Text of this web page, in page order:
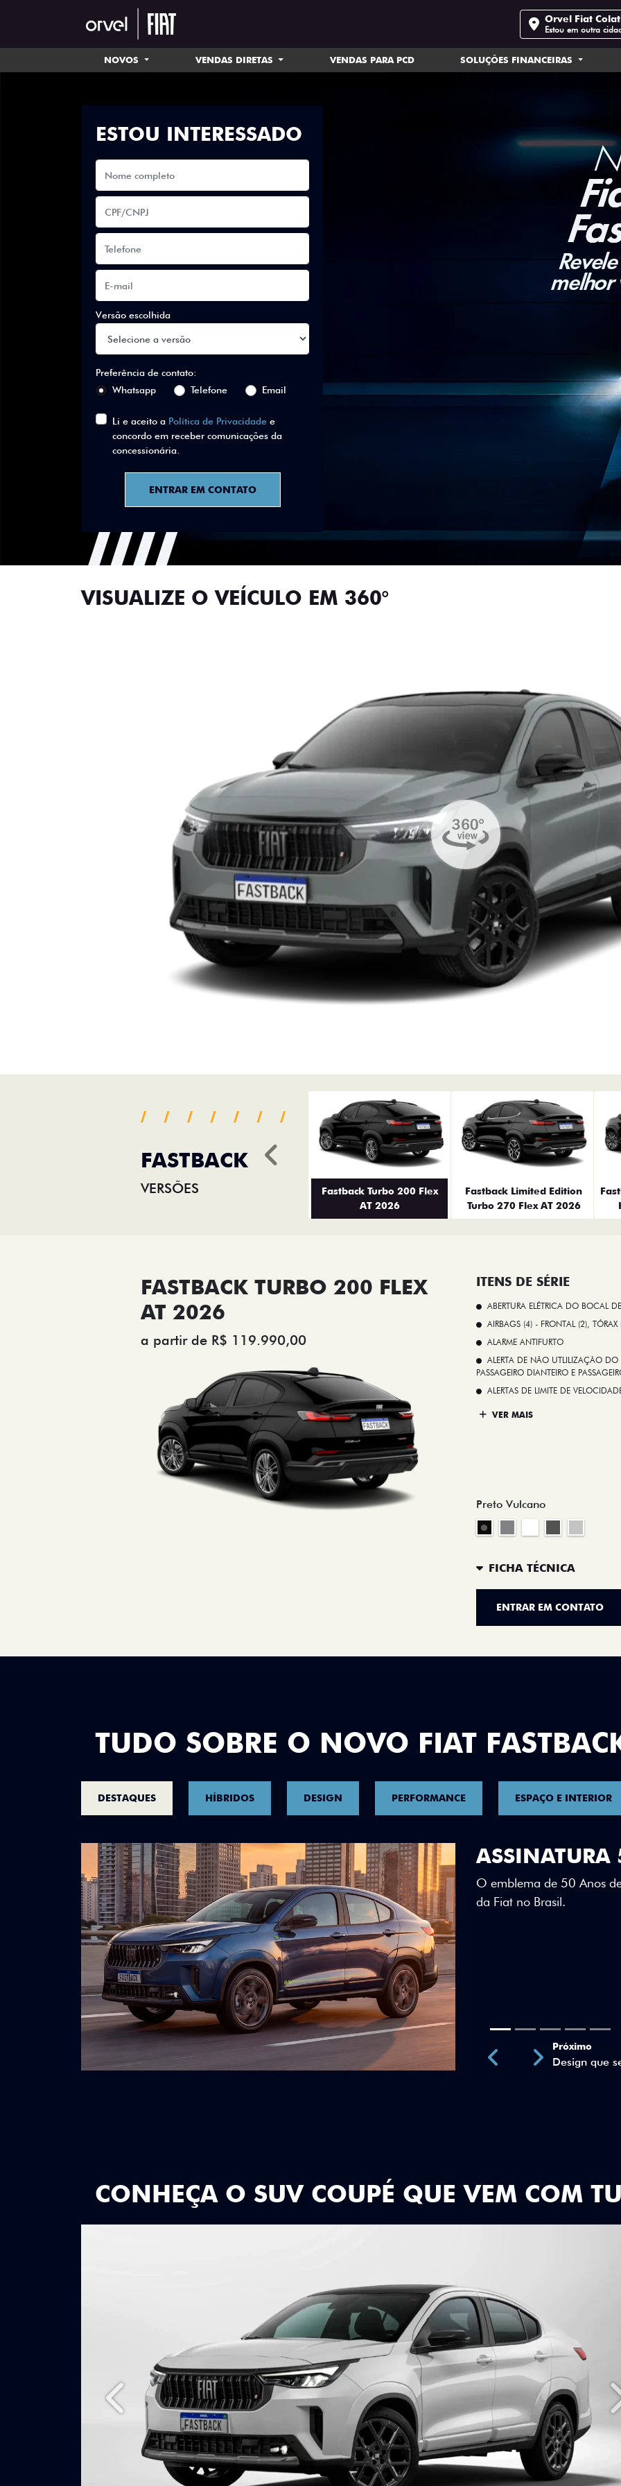
Orvel Fiat
Estou em outra
NOVOS VENDAS DIRETAS VENDAS PARA PCD SOLUÇÕES FINANCEIRAS
ESTOU INTERESSADO
Versão escolhida
Preferência de contato:
Whatsapp
Telefone Email
Li e aceito a Política de Privacidade e
concordo em receber comunicações da
concessionária.
ENTRAR EM CONTATO
VISUALIZE O VEÍCULO EM 360°
FASTBACK
VERSÕES
Fastback Turbo 200 Flex
AT 2026
Fastback Limited Edition
Turbo 270 Flex AT 2026
Anterior
FASTBACK TURBO 200 FLEX
AT 2026
a partir de R$ 119.990,00
ITENS DE SÉRIE
ABERTURA ELÉTRICA DO BOCAL
AIRBAGS (4) - FRONTAL (2),
ALARME ANTIFURTO
ALERTA DE NÃO UTLILIZAÇÃO
PASSAGEIRO DIANTEIRO E
ALERTAS DE LIMITE DE
VER MAIS
Preto Vulcano
FICHA TÉCNICA
ENTRAR EM CONTATO
TUDO SOBRE O NOVO FIAT
DESTAQUES HÍBRIDOS DESIGN PERFORMANCE ESPAÇO E INTERIOR
DESIGN QUE
Teto bicolor, adesivos
uma identidade visual
Anterior